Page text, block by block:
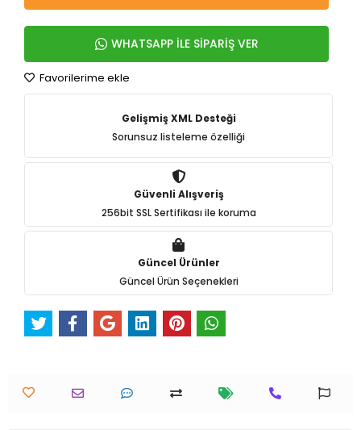
WHATSAPP İLE SİPARİŞ VER
Favorilerime ekle
Gelişmiş XML Desteği
Sorunsuz listeleme özelliği
Güvenli Alışveriş
256bit SSL Sertifikası ile koruma
Güncel Ürünler
Güncel Ürün Seçenekleri